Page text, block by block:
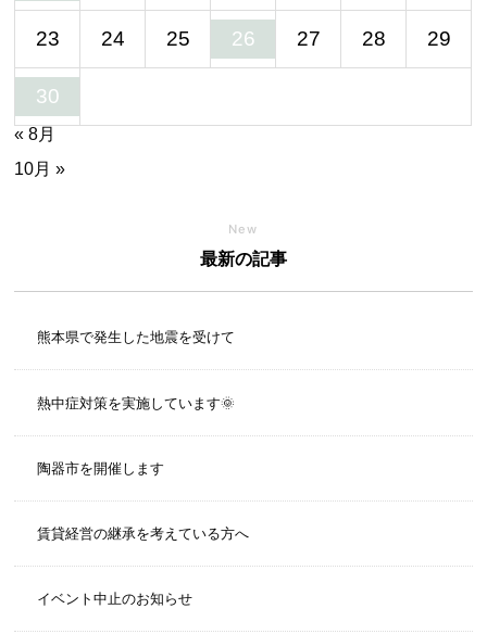
23 24 25 26 27 28 29
30
« 8月
10月 »
New
最新の記事
熊本県で発生した地震を受けて
熱中症対策を実施しています🌞
陶器市を開催します
賃貸経営の継承を考えている方へ
イベント中止のお知らせ